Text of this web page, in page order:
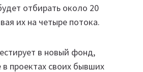
отбирать около 20
их на четыре потока.
в новый фонд,
в проектах своих бывших